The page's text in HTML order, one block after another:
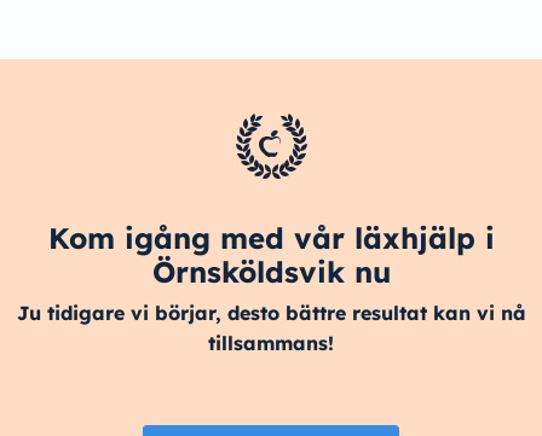
Kom igång med vår läxhjälp i
Örnsköldsvik nu
Ju tidigare vi börjar, desto bättre resultat kan vi nå
tillsammans!